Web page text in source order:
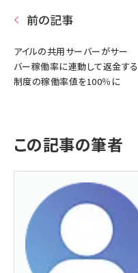
前の記事
アイルの共用サーバーがサー
バー稼働率に連動して返金する
制度の稼働率値を100％に
この記事の筆者